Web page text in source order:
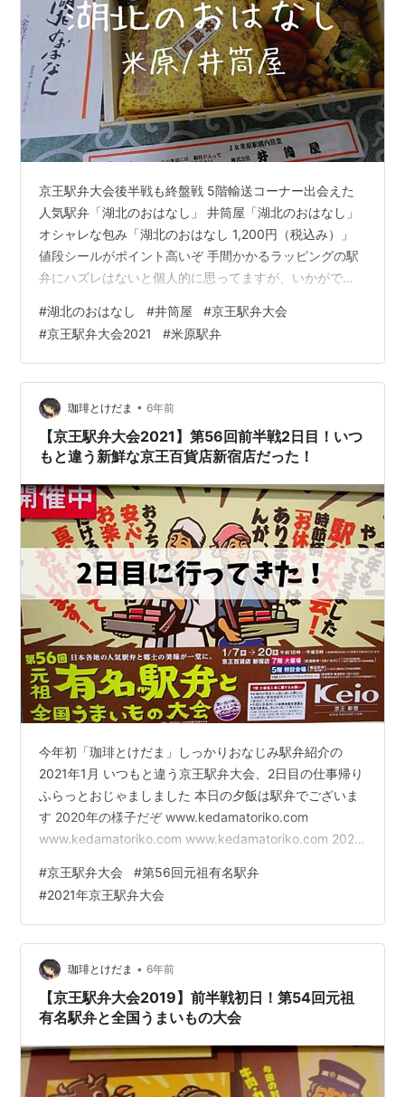
京王駅弁大会後半戦も終盤戦 5階輸送コーナー出会えた
人気駅弁「湖北のおはなし」 井筒屋「湖北のおはなし」
オシャレな包み「湖北のおはなし 1,200円（税込み）」
値段シールがポイント高いぞ 手間かかるラッピングの駅
弁にハズレはないと個人的に思ってますが、いかがでし
www.kedamatoriko.com 上記ふたつ、自信を持ってオス
スメできるお弁当であります お店の人が一生懸命包んで
くれていると思うんですよ、早朝もしくは深夜から こう
やって手元に届くまで数々のドラマがあったりするんだ
よね、ありがとうございます オシャレな…
#湖北のおはなし #井筒屋 #京王駅弁大会
#京王駅弁大会2021 #米原駅弁
珈琲とけだま • 6年前
【京王駅弁大会2021】第56回前半戦2日目！いつ
もと違う新鮮な京王百貨店新宿店だった！
今年初「珈琲とけだま」しっかりおなじみ駅弁紹介の
2021年1月 いつもと違う京王駅弁大会、2日目の仕事帰り
ふらっとおじゃましました 本日の夕飯は駅弁でございま
す 2020年の様子だぞ www.kedamatoriko.com
www.kedamatoriko.com www.kedamatoriko.com 2021
貨店新宿店、穏やかな平日 子どもの頃からお世話になっ
ている「京王百貨店新宿店の駅弁大会」今年は新型コロ
ナウイルスの影響で開催するか危ぶまれましたが、開催
してくれました 初日と緊急事態宣言が被るとは、去年の
今頃は夢にも思ってませんで…
#京王駅弁大会 #第56回元祖有名駅弁
#2021年京王駅弁大会
珈琲とけだま • 6年前
【京王駅弁大会2019】前半戦初日！第54回元祖
有名駅弁と全国うまいもの大会